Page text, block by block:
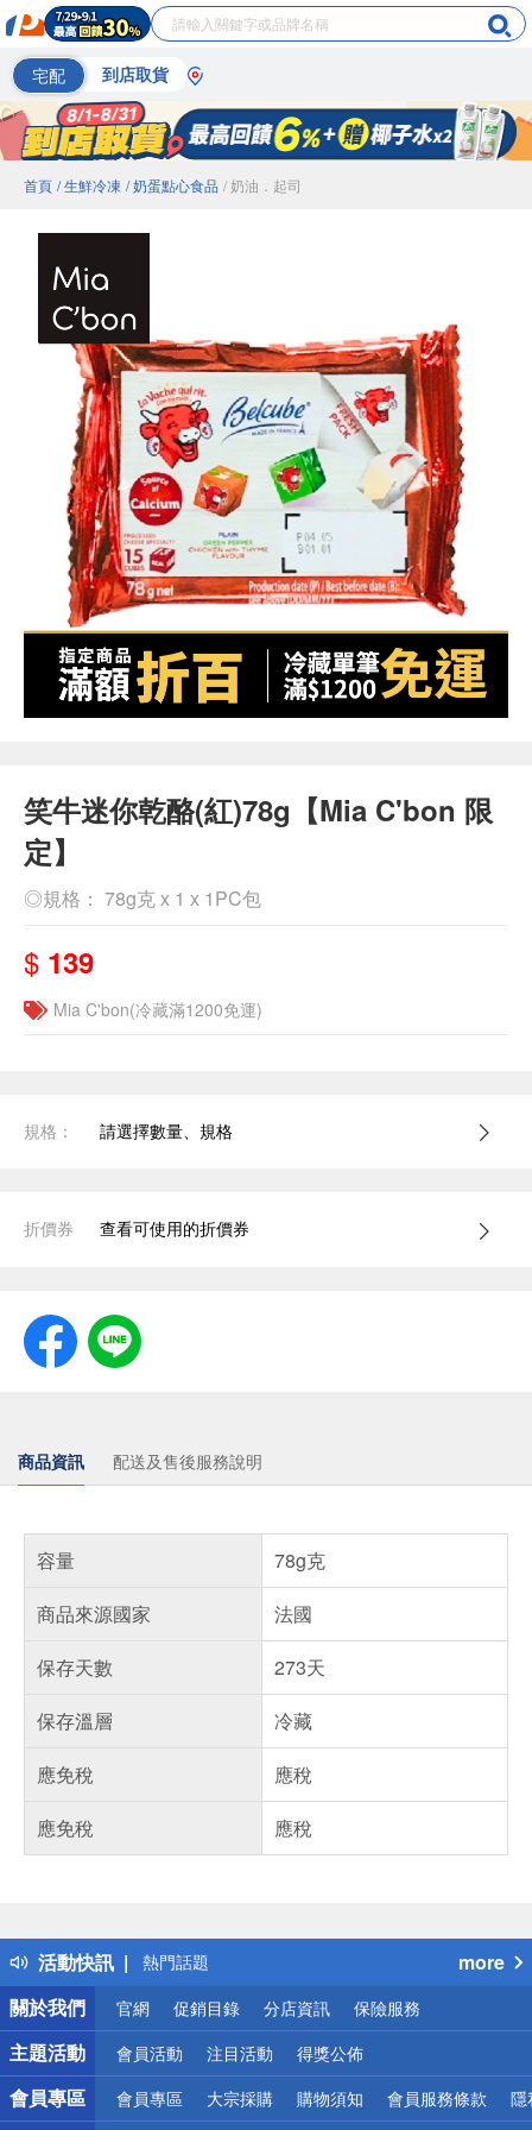
宅配 到店取貨
首頁 / 生鮮冷凍 / 奶蛋點心食品 / 奶油．起司
笑牛迷你乾酪(紅)78g【Mia C'bon 限
定】
◎規格： 78g克 x 1 x 1PC包
$ 139
Mia C'bon(冷藏滿1200免運)
規格： 請選擇數量、規格
折價券 查看可使用的折價券
商品資訊 配送及售後服務說明
容量
78g克
商品來源國家
法國
保存天數
273天
保存溫層
冷藏
應免稅
應稅
應免稅
應稅
活動快訊
得獎公告
熱門話題
銀行優惠
偏遠地區配送
詐騙網頁！請小心！
more
關於我們
官網 促銷目錄 分店資訊 保險服務
主題活動 會員活動 注目活動 得獎公佈
會員專區 會員專區 大宗採購 購物須知 會員服務條款 隱